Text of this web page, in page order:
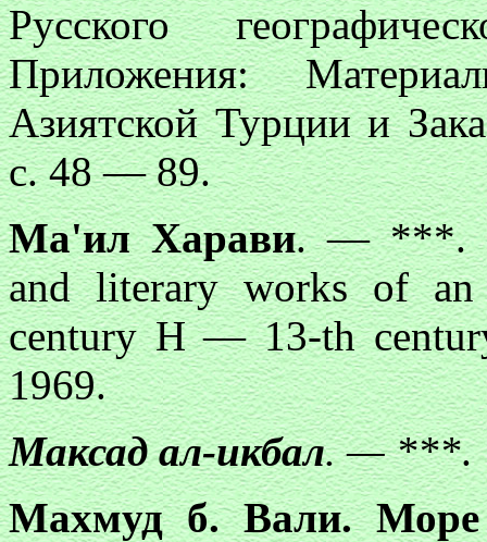
Русского
Приложения:
Азиятской Турции и
с. 48 — 89.
Ма'ил Xарави. — ***.
and literary works of
century H — 13-th
1969.
Максад ал-икбал. — ***.
Махмуд б. Вали. Море